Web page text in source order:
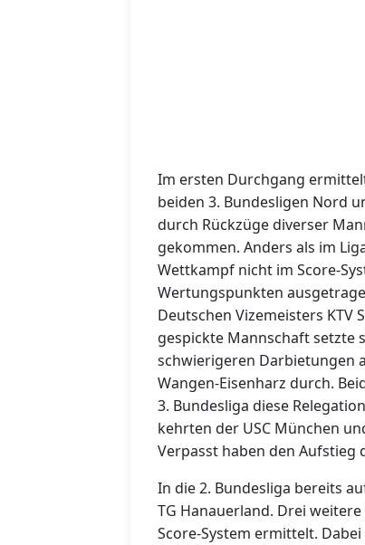
Im ersten Durchgang
beiden 3. Bundesligen Nord
durch Rückzüge diverser
gekommen. Anders als im
Wettkampf nicht im Score-
Wertungspunkten
Deutschen Vizemeisters
gespickte Mannschaft setzte
schwierigeren Darbietungen
Wangen-Eisenharz durch.
3. Bundesliga diese
kehrten der USC München
Verpasst haben den Aufstieg
In die 2. Bundesliga bereits
TG Hanauerland. Drei
Score-System ermittelt.